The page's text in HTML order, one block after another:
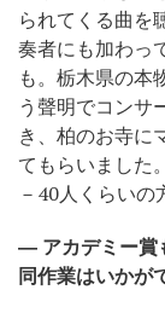
られてくる曲を
奏者にも加わっ
も。栃木県の本
う聲明でコンサ
き、柏のお寺に
てもらいました
－40人くらいの
― アカデミー賞
同作業はいかが